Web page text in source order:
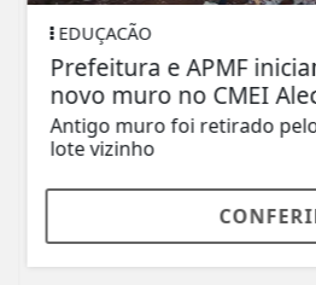
EDUÇACÃO
Prefeitura e APMF
novo muro no CMEI
Antigo muro foi retirado
lote vizinho